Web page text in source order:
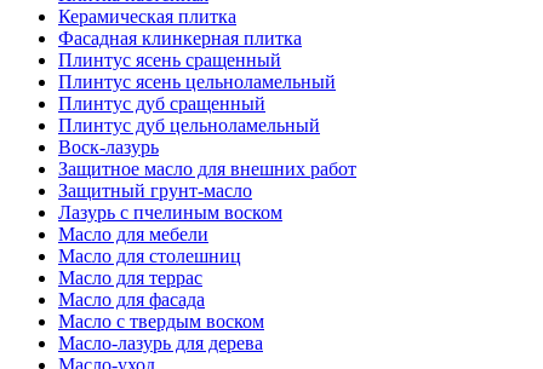
Керамическая плитка
Фасадная клинкерная плитка
Плинтус ясень сращенный
Плинтус ясень цельноламельный
Плинтус дуб сращенный
Плинтус дуб цельноламельный
Воск-лазурь
Защитное масло для внешних работ
Защитный грунт-масло
Лазурь с пчелиным воском
Масло для мебели
Масло для столешниц
Масло для террас
Масло для фасада
Масло с твердым воском
Масло-лазурь для дерева
Масло-уход